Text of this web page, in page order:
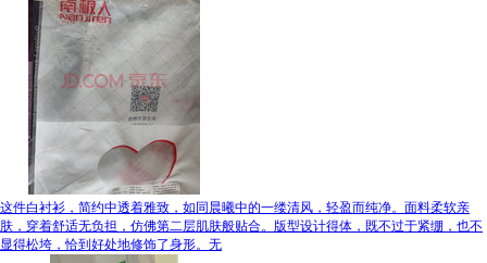
这件白衬衫，简约中透着雅致，如同晨曦中的一缕清风，轻盈而纯净。面料柔软亲
肤，穿着舒适无负担，仿佛第二层肌肤般贴合。版型设计得体，既不过于紧绷，也不
显得松垮，恰到好处地修饰了身形。无